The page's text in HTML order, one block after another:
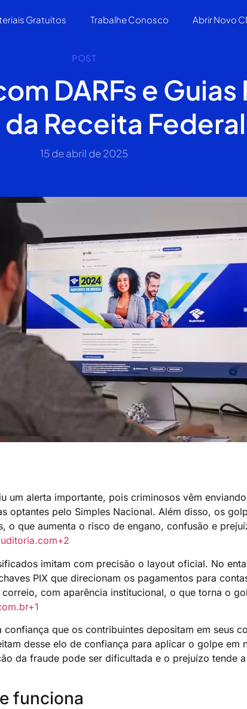
Gratuitos Trabalhe Conosco Abrir Novo
POST
DARFs e Guias
Receita Federal
15 de abril de 2025
um alerta importante, pois criminosos vêm
optantes pelo Simples Nacional. Além disso, os
o que aumenta o risco de engano, confusão e
+2
imitam com precisão o layout oficial. No
PIX que direcionam os pagamentos para
com aparência institucional, o que torna o
+1
confiança que os contribuintes depositam em seus
desse elo de confiança para aplicar o golpe em
da fraude pode ser dificultada e o prejuízo tende
funciona